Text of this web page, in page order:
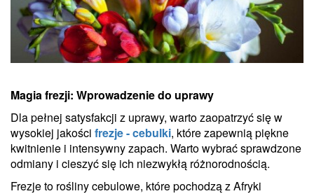
Magia frezji: Wprowadzenie do uprawy
Dla pełnej satysfakcji z uprawy, warto zaopatrzyć się w
wysokiej jakości frezje - cebulki, które zapewnią piękne
kwitnienie i intensywny zapach. Warto wybrać sprawdzone
odmiany i cieszyć się ich niezwykłą różnorodnością.
Frezje to rośliny cebulowe, które pochodzą z Afryki